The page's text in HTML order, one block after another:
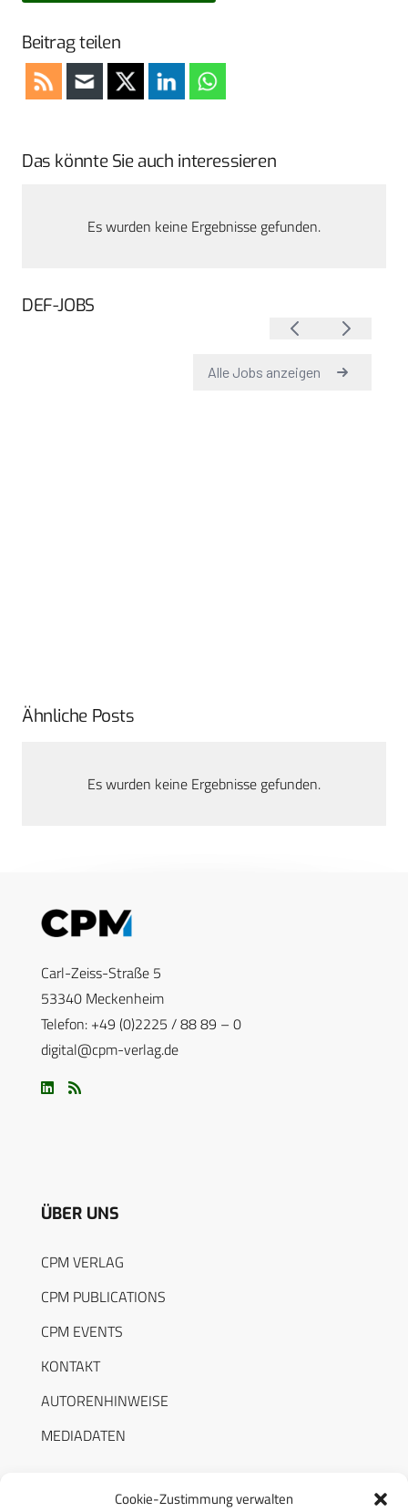
Cookie-Zustimmung verwalten
Beitrag teilen
Das könnte Sie auch interessieren
Es wurden keine Ergebnisse gefunden.
DEF-JOBS
Ähnliche Posts
Es wurden keine Ergebnisse gefunden.
Carl-Zeiss-Straße 5
53340 Meckenheim
Telefon: +49 (0)2225 / 88 89 – 0
digital@cpm-verlag.de
ÜBER UNS
CPM VERLAG
CPM PUBLICATIONS
CPM EVENTS
KONTAKT
AUTORENHINWEISE
MEDIADATEN